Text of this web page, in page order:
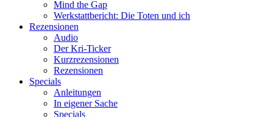
Mind the Gap
Werkstattbericht: Die Toten und ich
Rezensionen
Audio
Der Kri-Ticker
Kurzrezensionen
Rezensionen
Specials
Anleitungen
In eigener Sache
Specials